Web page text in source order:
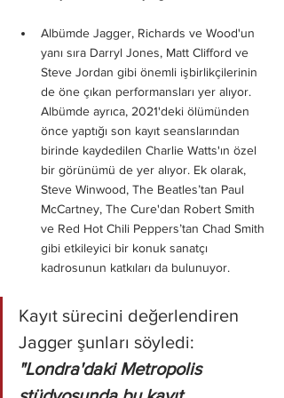
Albümde Jagger, Richards ve Wood'un
yanı sıra Darryl Jones, Matt Clifford ve
Steve Jordan gibi önemli işbirlikçilerinin
de öne çıkan performansları yer alıyor.
Albümde ayrıca, 2021'deki ölümünden
önce yaptığı son kayıt seanslarından
birinde kaydedilen Charlie Watts'ın özel
bir görünümü de yer alıyor. Ek olarak,
Steve Winwood, The Beatles’tan Paul
McCartney, The Cure'dan Robert Smith
ve Red Hot Chili Peppers’tan Chad Smith
gibi etkileyici bir konuk sanatçı
kadrosunun katkıları da bulunuyor.
Kayıt sürecini değerlendiren
Jagger şunları söyledi:
"Londra'daki Metropolis